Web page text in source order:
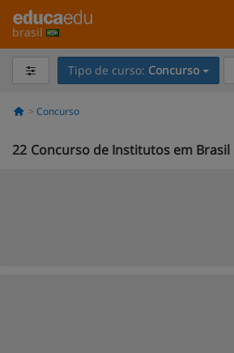
brasil
Tipo de curso: Concurso
Concurso
22 Concurso de Institutos em Brasil